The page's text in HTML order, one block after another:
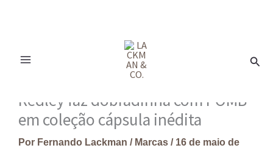
Redley faz dobradinha com POMB
em coleção cápsula inédita​
Por Fernando Lackman / Marcas / 16 de maio de